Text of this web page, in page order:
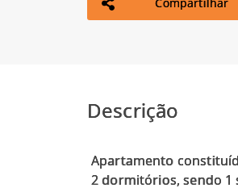
Compartilhar
Descrição
Apartamento
2 dormitórios, sendo 1